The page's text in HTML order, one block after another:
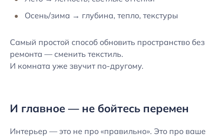
Осень/зима → глубина, тепло, текстуры
Самый простой способ обновить пространство без
ремонта — сменить текстиль.
И комната уже звучит по-другому.
И главное — не бойтесь перемен
Интерьер — это не про «правильно». Это про ваше